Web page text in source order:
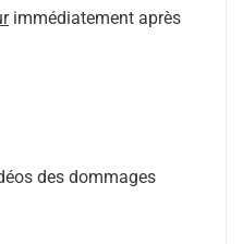
immédiatement après
des dommages